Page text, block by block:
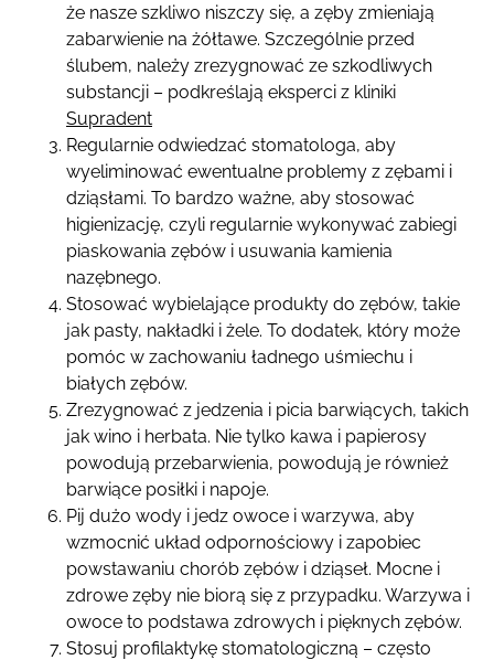
że nasze szkliwo niszczy się, a zęby zmieniają
zabarwienie na żółtawe. Szczególnie przed
ślubem, należy zrezygnować ze szkodliwych
substancji – podkreślają eksperci z kliniki
Supradent
Regularnie odwiedzać stomatologa, aby
wyeliminować ewentualne problemy z zębami i
dziąsłami. To bardzo ważne, aby stosować
higienizację, czyli regularnie wykonywać zabiegi
piaskowania zębów i usuwania kamienia
nazębnego.
Stosować wybielające produkty do zębów, takie
jak pasty, nakładki i żele. To dodatek, który może
pomóc w zachowaniu ładnego uśmiechu i
białych zębów.
Zrezygnować z jedzenia i picia barwiących, takich
jak wino i herbata. Nie tylko kawa i papierosy
powodują przebarwienia, powodują je również
barwiące posiłki i napoje.
Pij dużo wody i jedz owoce i warzywa, aby
wzmocnić układ odpornościowy i zapobiec
powstawaniu chorób zębów i dziąseł. Mocne i
zdrowe zęby nie biorą się z przypadku. Warzywa i
owoce to podstawa zdrowych i pięknych zębów.
Stosuj profilaktykę stomatologiczną – często